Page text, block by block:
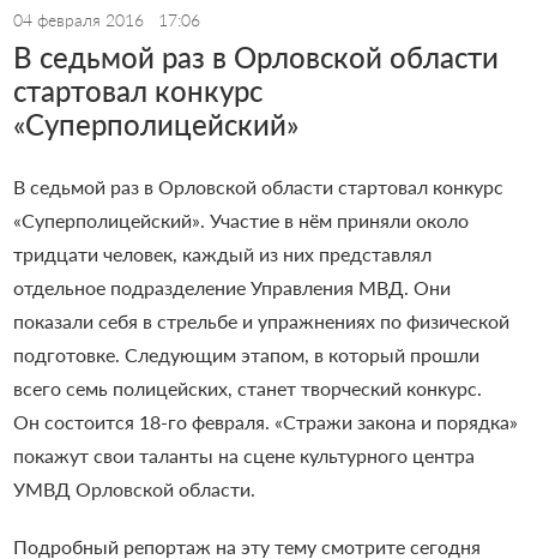
04 февраля 2016 17:06
В седьмой раз в Орловской области
стартовал конкурс
«Суперполицейский»
В седьмой раз в Орловской области стартовал конкурс
«Суперполицейский». Участие в нём приняли около
тридцати человек, каждый из них представлял
отдельное подразделение Управления МВД. Они
показали себя в стрельбе и упражнениях по физической
подготовке. Следующим этапом, в который прошли
всего семь полицейских, станет творческий конкурс.
Он состоится 18-го февраля. «Стражи закона и порядка»
покажут свои таланты на сцене культурного центра
УМВД Орловской области.
Подробный репортаж на эту тему смотрите сегодня